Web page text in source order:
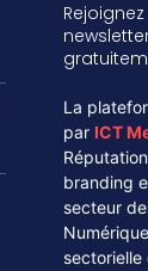
La
parICT
branding
secteur